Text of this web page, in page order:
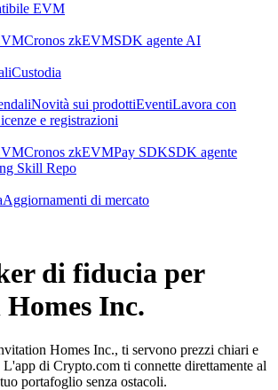
EVM
Cronos zkEVMSDK agente AI
Custodia
Novità sui prodottiEventiLavora con
e registrazioni
Cronos zkEVMPay SDKSDK agente
Skill Repo
Aggiornamenti di mercato
di fiducia per
Inc.
Homes Inc., ti servono prezzi chiari e
L'app di Crypto.com ti connette direttamente al
portafoglio senza ostacoli.